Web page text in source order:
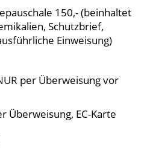
150,- (beinhaltet
Schutzbrief,
Einweisung)
per Überweisung vor
Überweisung, EC-Karte